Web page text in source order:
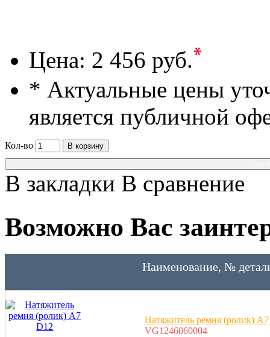
Цена: 2 456 руб.*
* Актуальные цены
является публичной
Кол-во
В корзину
В закладки В сравнение
Возможно Вас
Наименование, №
Натяжитель ремня (ролик)
VG1246060004